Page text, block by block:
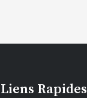
Liens Rapides